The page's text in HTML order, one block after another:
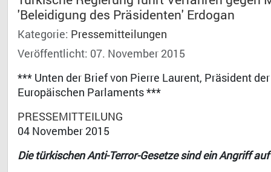
'Beleidigung des Präsidenten' Erdogan
Kategorie: Pressemitteilungen
Veröffentlicht: 07. November 2015
*** Unten der Brief von Pierre Laurent, Präsident
Europäischen Parlaments ***
PRESSEMITTEILUNG
04 November 2015
Die türkischen Anti-Terror-Gesetze sind ein Angriff